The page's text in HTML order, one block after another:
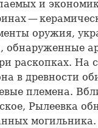
и
—
оружия,
обнаруженные
раскопках. На
в древности
племена.
Рылеевка
могильника.